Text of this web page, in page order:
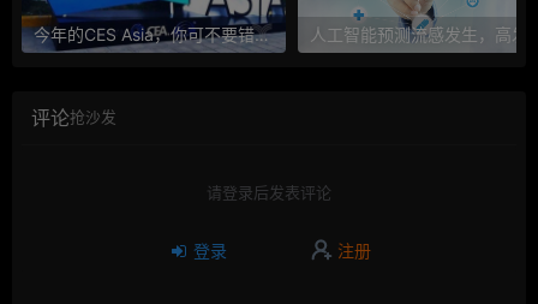
今年的CES Asia，你可不要错过这些自动驾驶看点
评论抢沙发
请登录后发表评论
登录 注册